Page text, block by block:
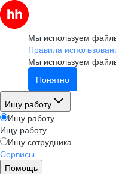
Мы используем
Правила
Мы используем
Понятно
Ищу работу
Ищу работу
Ищу работу
Ищу сотрудника
Сервисы
Помощь